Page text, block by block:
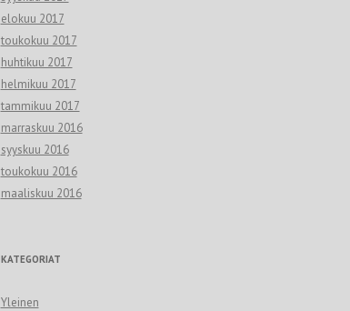
elokuu 2017
toukokuu 2017
huhtikuu 2017
helmikuu 2017
tammikuu 2017
marraskuu 2016
syyskuu 2016
toukokuu 2016
maaliskuu 2016
KATEGORIAT
Yleinen